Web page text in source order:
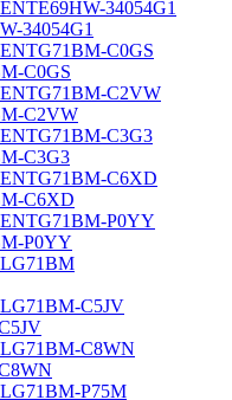
34054G1
C0GS
C2VW
C3G3
C6XD
P0YY